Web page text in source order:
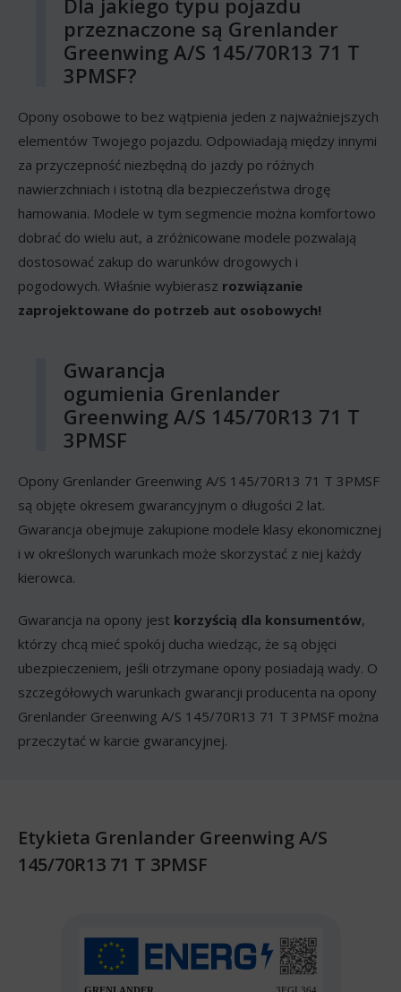
Dla jakiego typu pojazdu
przeznaczone są Grenlander
Greenwing A/S 145/70R13 71 T
3PMSF?
Opony osobowe to bez wątpienia jeden z najważniejszych
elementów Twojego pojazdu. Odpowiadają między innymi
za przyczepność niezbędną do jazdy po różnych
nawierzchniach i istotną dla bezpieczeństwa drogę
hamowania. Modele w tym segmencie można komfortowo
dobrać do wielu aut, a zróżnicowane modele pozwalają
dostosować zakup do warunków drogowych i
pogodowych. Właśnie wybierasz rozwiązanie
zaprojektowane do potrzeb aut osobowych!
Gwarancja
ogumienia Grenlander
Greenwing A/S 145/70R13 71 T
3PMSF
Opony Grenlander Greenwing A/S 145/70R13 71 T 3PMSF
są objęte okresem gwarancyjnym o długości 2 lat.
Gwarancja obejmuje zakupione modele klasy ekonomicznej
i w określonych warunkach może skorzystać z niej każdy
kierowca.
Gwarancja na opony jest korzyścią dla konsumentów,
którzy chcą mieć spokój ducha wiedząc, że są objęci
ubezpieczeniem, jeśli otrzymane opony posiadają wady. O
szczegółowych warunkach gwarancji producenta na opony
Grenlander Greenwing A/S 145/70R13 71 T 3PMSF można
przeczytać w karcie gwarancyjnej.
Etykieta Grenlander Greenwing A/S
145/70R13 71 T 3PMSF